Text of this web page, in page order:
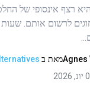
רצף אינסופי של
לרשום אותם.
Agnesמאת ב